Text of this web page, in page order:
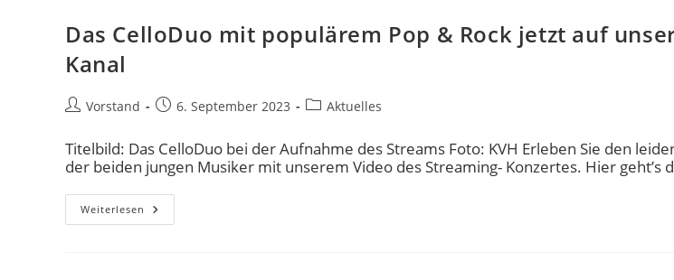
Das CelloDuo mit populärem Pop & Rock jetzt auf
Kanal
Vorstand 6. September 2023 Aktuelles
Titelbild: Das CelloDuo bei der Aufnahme des Streams Foto: KVH Erleben Sie den
der beiden jungen Musiker mit unserem Video des Streaming- Konzertes. Hier geht’s
Weiterlesen